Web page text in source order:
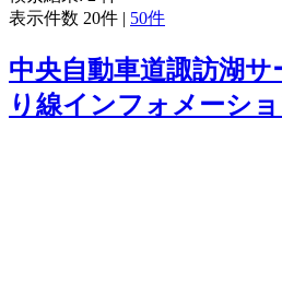
表示件数 20件 | 50件
中央自動車道諏訪湖
り線インフォメーシ